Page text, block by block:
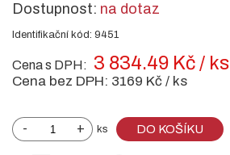
Dostupnost: na dotaz
Identifikační kód: 9451
Cena s DPH: 3 834.49 Kč / ks
Cena bez DPH: 3169 Kč / ks
- + ks DO KOŠÍKU